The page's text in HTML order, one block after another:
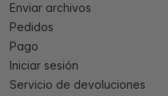
Enviar archivos
Pedidos
Pago
Iniciar sesión
Servicio de devoluciones